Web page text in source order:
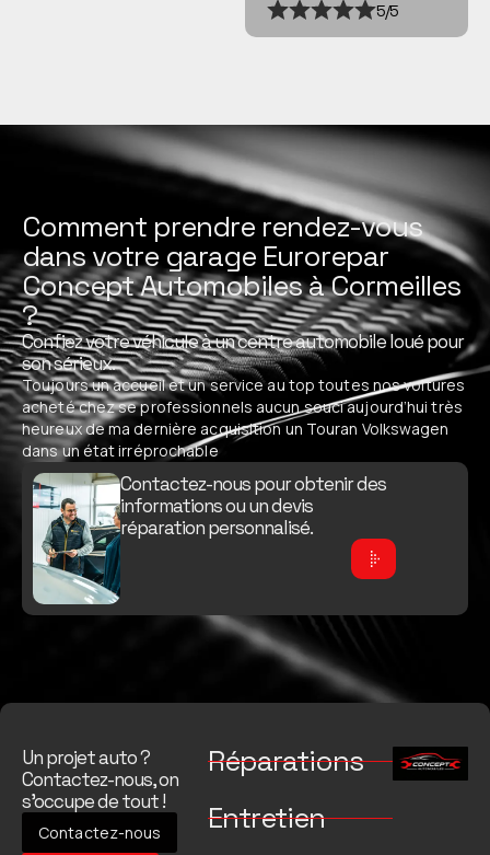
5/5
Comment prendre rendez-vous
dans votre garage Eurorepar
Concept Automobiles à Cormeilles
?
Confiez votre véhicule à un centre automobile loué pour
son sérieux.
Toujours un accueil et un service au top toutes nos voitures
acheté chez se professionnels aucun souci aujourd’hui très
heureux de ma dernière acquisition un Touran Volkswagen
dans un état irréprochable
Contactez-nous pour obtenir des
informations ou un devis
réparation personnalisé.
Un projet auto ?
Contactez-nous, on
s’occupe de tout !
Contactez-nous
Réparations
Entretien